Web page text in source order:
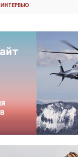
Интервью
Интервью